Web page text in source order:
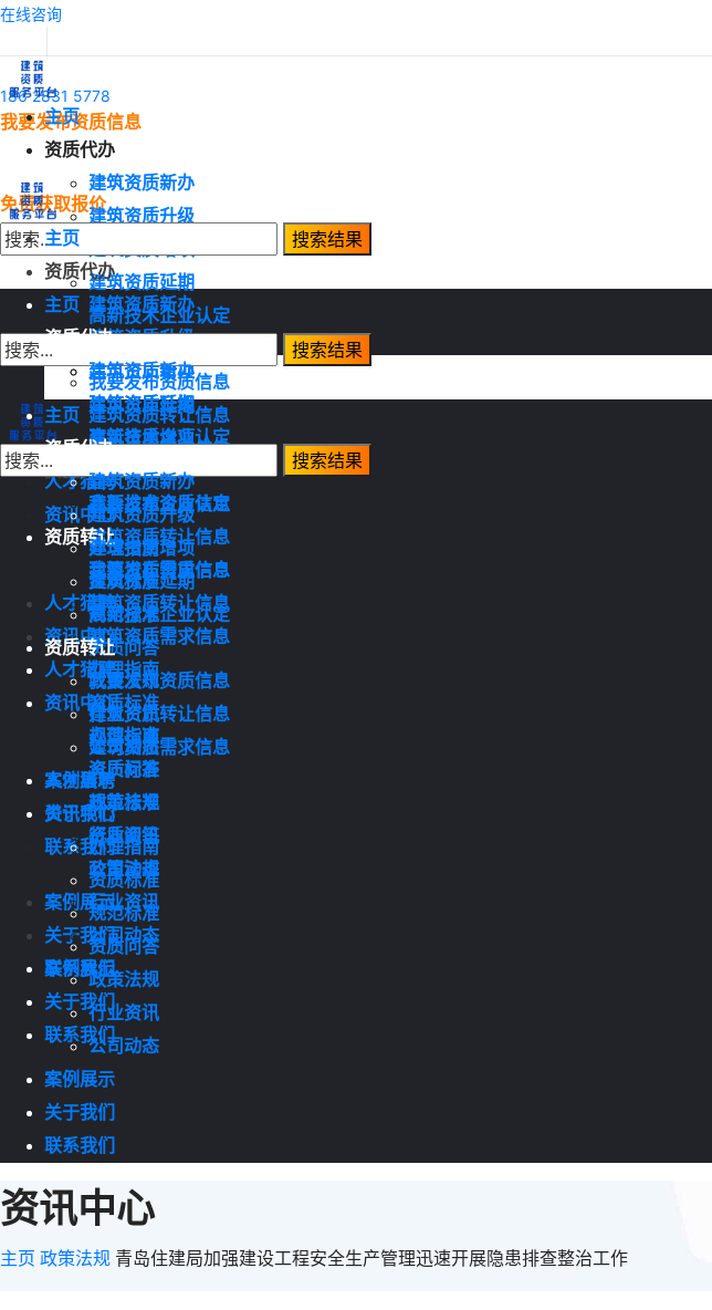
在线咨询
186 2831 5778
我要发布资质信息
免费获取报价
主页
资质代办
建筑资质新办
建筑资质升级
建筑资质延期
高新技术企业认定
我要发布资质信息
建筑资质转让信息
建筑资质需求信息
人才猎聘
资讯中心
办理指南
资质标准
规范标准
资质问答
政策法规
行业资讯
公司动态
案例展示
关于我们
联系我们
主页
资质代办
建筑资质新办
建筑资质升级
建筑资质增项
建筑资质延期
高新技术企业认定
资质转让
我要发布资质信息
建筑资质转让信息
建筑资质需求信息
人才猎聘
资讯中心
办理指南
资质标准
规范标准
资质问答
政策法规
行业资讯
公司动态
案例展示
关于我们
联系我们
主页
资质代办
建筑资质新办
建筑资质升级
建筑资质增项
建筑资质延期
高新技术企业认定
资质转让
我要发布资质信息
建筑资质转让信息
建筑资质需求信息
人才猎聘
资讯中心
办理指南
资质标准
规范标准
资质问答
政策法规
行业资讯
公司动态
案例展示
关于我们
联系我们
主页
资质代办
建筑资质新办
建筑资质升级
建筑资质增项
建筑资质延期
高新技术企业认定
资质转让
我要发布资质信息
建筑资质转让信息
建筑资质需求信息
人才猎聘
资讯中心
办理指南
资质标准
规范标准
资质问答
政策法规
行业资讯
公司动态
案例展示
关于我们
联系我们
资讯中心
主页 政策法规 青岛住建局加强建设工程安全生产管理迅速开展隐患排查整治工作